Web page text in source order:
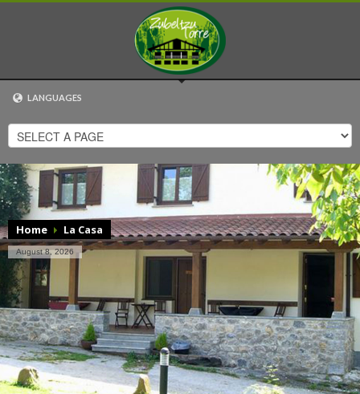
LANGUAGES
EUSKARA
ESPAÑOL
ENGLISH
FRANÇAIS
Home La Casa
August 8, 2026